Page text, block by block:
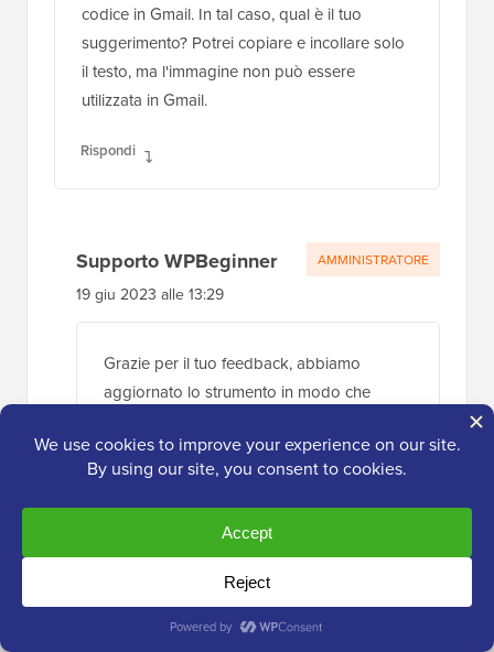
codice in Gmail. In tal caso, qual è il tuo
suggerimento? Potrei copiare e incollare solo
il testo, ma l'immagine non può essere
utilizzata in Gmail.
Rispondi
Supporto WPBeginner
19 giu 2023 alle 13:29
Grazie per il tuo feedback, abbiamo
aggiornato lo strumento in modo che
funzioni correttamente!
AMMINISTRATORE